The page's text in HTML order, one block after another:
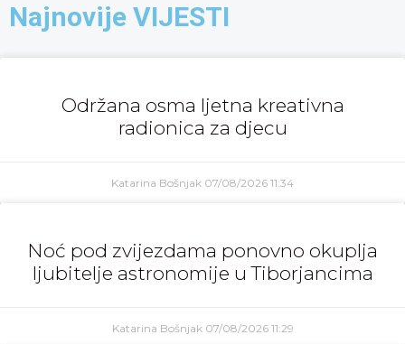
Najnovije VIJESTI
Održana osma ljetna kreativna
radionica za djecu
Katarina Bošnjak 07/08/2026 11:34
Noć pod zvijezdama ponovno okuplja
ljubitelje astronomije u Tiborjancima
Katarina Bošnjak 07/08/2026 11:29